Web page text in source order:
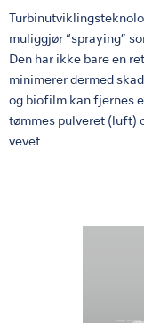
muliggjør “spraying”
Den har ikke bare en
minimerer dermed
og biofilm kan fjernes
tømmes pulveret (luft)
vevet.